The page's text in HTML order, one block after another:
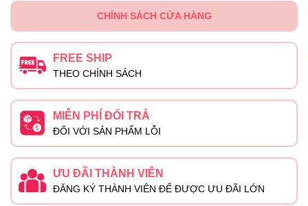
CHÍNH SÁCH CỬA HÀNG
FREE SHIP
THEO CHÍNH SÁCH
MIỄN PHÍ ĐỔI TRẢ
ĐỐI VỚI SẢN PHẨM LỖI
ƯU ĐÃI THÀNH VIÊN
ĐĂNG KÝ THÀNH VIÊN ĐỂ ĐƯỢC ƯU ĐÃI LỚN